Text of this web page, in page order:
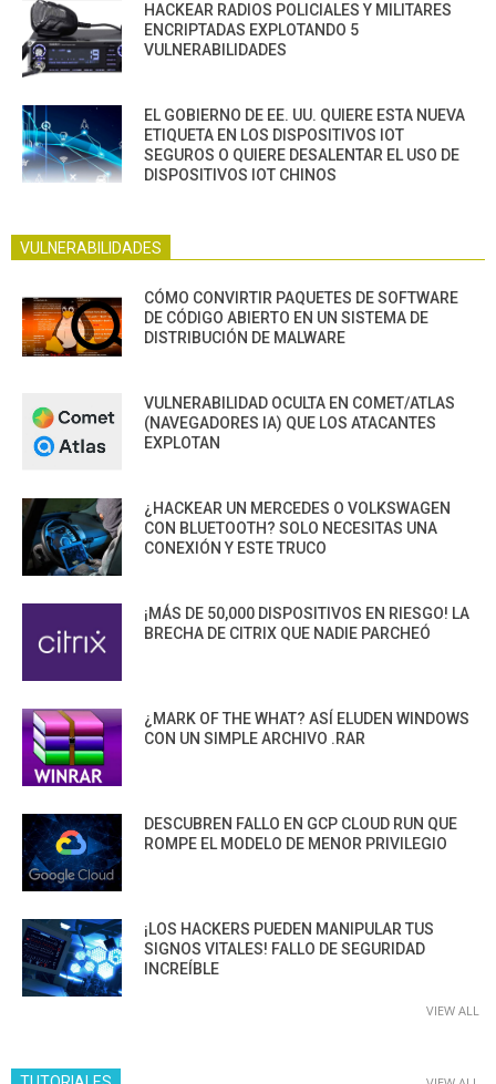
HACKEAR RADIOS POLICIALES Y MILITARES
ENCRIPTADAS EXPLOTANDO 5
VULNERABILIDADES
EL GOBIERNO DE EE. UU. QUIERE ESTA NUEVA
ETIQUETA EN LOS DISPOSITIVOS IOT
SEGUROS O QUIERE DESALENTAR EL USO DE
DISPOSITIVOS IOT CHINOS
VULNERABILIDADES
CÓMO CONVIRTIR PAQUETES DE SOFTWARE
DE CÓDIGO ABIERTO EN UN SISTEMA DE
DISTRIBUCIÓN DE MALWARE
VULNERABILIDAD OCULTA EN COMET/ATLAS
(NAVEGADORES IA) QUE LOS ATACANTES
EXPLOTAN
¿HACKEAR UN MERCEDES O VOLKSWAGEN
CON BLUETOOTH? SOLO NECESITAS UNA
CONEXIÓN Y ESTE TRUCO
¡MÁS DE 50,000 DISPOSITIVOS EN RIESGO! LA
BRECHA DE CITRIX QUE NADIE PARCHEÓ
¿MARK OF THE WHAT? ASÍ ELUDEN WINDOWS
CON UN SIMPLE ARCHIVO .RAR
DESCUBREN FALLO EN GCP CLOUD RUN QUE
ROMPE EL MODELO DE MENOR PRIVILEGIO
¡LOS HACKERS PUEDEN MANIPULAR TUS
SIGNOS VITALES! FALLO DE SEGURIDAD
INCREÍBLE
VIEW ALL